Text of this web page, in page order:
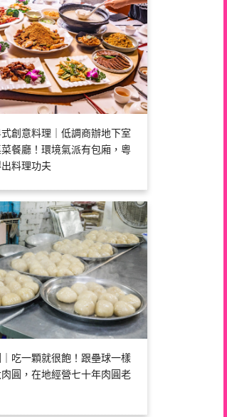
創意料理｜低調商辦地下室
餐廳！環境氣派有包廂，粵
料理功夫
吃一顆就很飽！跟壘球一樣
圓，在地經營七十年肉圓老